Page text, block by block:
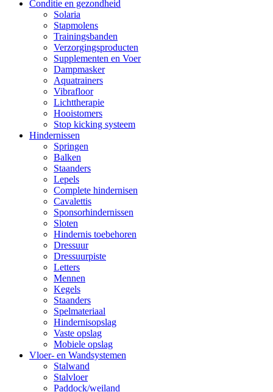
Conditie en gezondheid
Solaria
Stapmolens
Trainingsbanden
Verzorgingsproducten
Supplementen en Voer
Dampmasker
Aquatrainers
Vibrafloor
Lichttherapie
Hooistomers
Stop kicking systeem
Hindernissen
Springen
Balken
Staanders
Lepels
Complete hindernisen
Cavalettis
Sponsorhindernissen
Sloten
Hindernis toebehoren
Dressuur
Dressuurpiste
Letters
Mennen
Kegels
Staanders
Spelmateriaal
Hindernisopslag
Vaste opslag
Mobiele opslag
Vloer- en Wandsystemen
Stalwand
Stalvloer
Paddock/weiland